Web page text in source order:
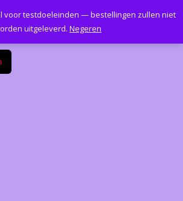
voor testdoeleinden — bestellingen zullen niet
uitgeleverd. Negeren